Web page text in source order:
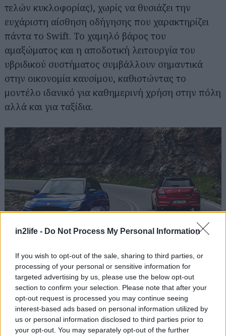
in2life - Do Not Process My Personal Information
If you wish to opt-out of the sale, sharing to third parties, or
processing of your personal or sensitive information for
targeted advertising by us, please use the below opt-out
section to confirm your selection. Please note that after your
opt-out request is processed you may continue seeing
interest-based ads based on personal information utilized by
us or personal information disclosed to third parties prior to
your opt-out. You may separately opt-out of the further
τελών κυκλοφορίας), χωρίς να θυσιάζει την
ευχάριστη αίσθηση οδήγησης που χαρακτηρίζει
πάντα το Swift. Το χαμηλό βάρος του
αμαξώματος και η αποδοτική λειτουργία του
υβριδικού συστήματος συμβάλλουν σημαντικά
στην οικονομία καυσίμου, καθιστώντας το
μοντέλο ιδανικό για καθημερινή χρήση στην πόλη
αλλά και για ταξίδια.
Μετάδοση
Το κιβώτιο ταχυτήτων5 σχέσεων, έχει
βελτιστοποιηθεί ειδικά για τον νέο κινητήρα και
Αναζήτηση
για...